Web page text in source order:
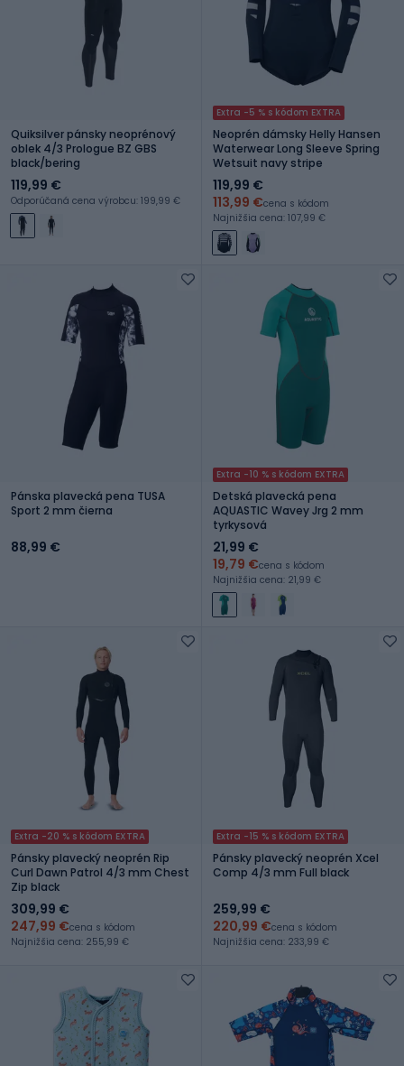
Quiksilver pánsky neoprénový
oblek 4/3 Prologue BZ GBS
black/bering
119,99 €
Odporúčaná cena výrobcu: 199,99 €
Extra -5 % s kódom EXTRA
Neoprén dámsky Helly Hansen
Waterwear Long Sleeve Spring
Wetsuit navy stripe
119,99 €
113,99 €cena s kódom
Najnižšia cena: 107,99 €
Pánska plavecká pena TUSA
Sport 2 mm čierna
88,99 €
Extra -10 % s kódom EXTRA
Detská plavecká pena
AQUASTIC Wavey Jrg 2 mm
tyrkysová
21,99 €
19,79 €cena s kódom
Najnižšia cena: 21,99 €
Extra -20 % s kódom EXTRA
Pánsky plavecký neoprén Rip
Curl Dawn Patrol 4/3 mm Chest
Zip black
309,99 €
247,99 €cena s kódom
Najnižšia cena: 255,99 €
Extra -15 % s kódom EXTRA
Pánsky plavecký neoprén Xcel
Comp 4/3 mm Full black
259,99 €
220,99 €cena s kódom
Najnižšia cena: 233,99 €